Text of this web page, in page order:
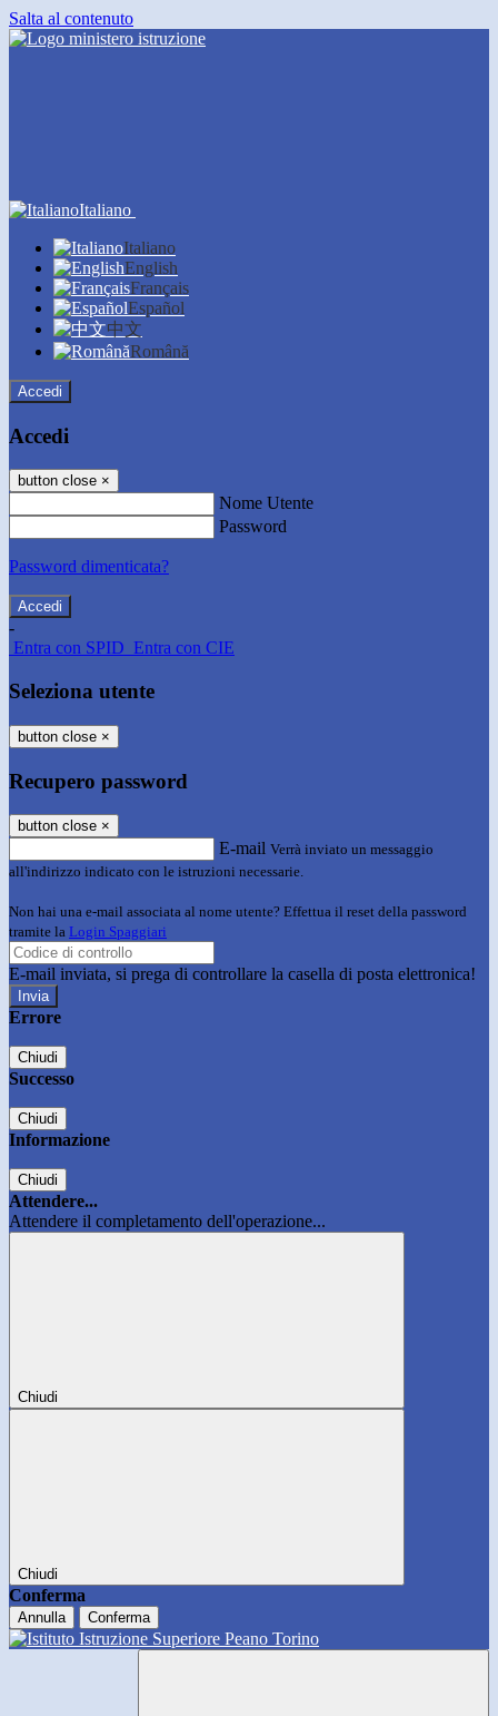
Salta al contenuto
Italiano
Italiano
English
Français
Español
中文
Română
Accedi
Accedi
button close ×
Nome Utente
Password
Password dimenticata?
-
Entra con SPID Entra con CIE
Seleziona utente
button close ×
Recupero password
button close ×
E-mail Verrà inviato un messaggio
all'indirizzo indicato con le istruzioni necessarie.
Non hai una e-mail associata al nome utente? Effettua il reset della password
tramite la Login Spaggiari
E-mail inviata, si prega di controllare la casella di posta elettronica!
Errore
Chiudi
Successo
Chiudi
Informazione
Chiudi
Attendere...
Attendere il completamento dell'operazione...
Chiudi
Chiudi
Conferma
Annulla Conferma